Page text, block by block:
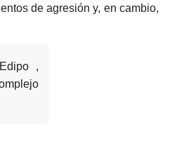
de agresión y, en cambio,
,